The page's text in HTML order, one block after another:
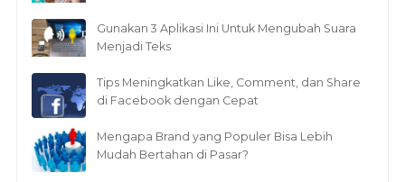
Gunakan 3 Aplikasi Ini Untuk Mengubah Suara
Menjadi Teks
Tips Meningkatkan Like, Comment, dan Share
di Facebook dengan Cepat
Mengapa Brand yang Populer Bisa Lebih
Mudah Bertahan di Pasar?